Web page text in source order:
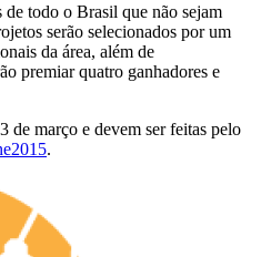
de todo o Brasil que não sejam
serão selecionados por um
da área, além de
premiar quatro ganhadores e
de março e devem ser feitas pelo
.